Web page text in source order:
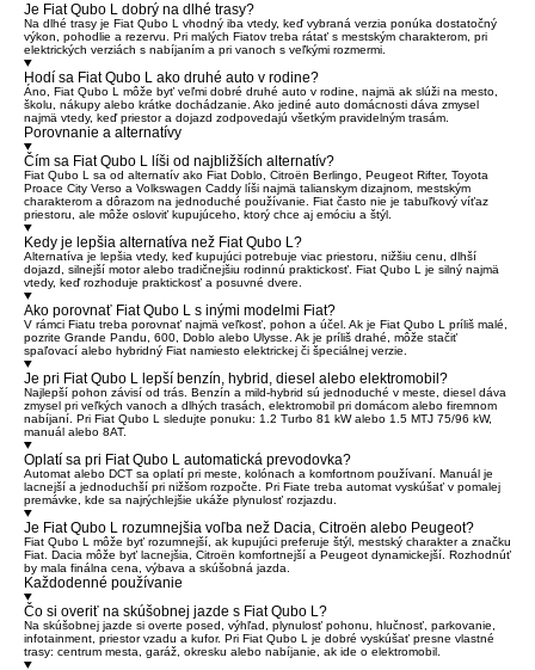
Je Fiat Qubo L dobrý na dlhé trasy?
Na dlhé trasy je Fiat Qubo L vhodný iba vtedy, keď vybraná verzia ponúka dostatočný
výkon, pohodlie a rezervu. Pri malých Fiatov treba rátať s mestským charakterom, pri
elektrických verziách s nabíjaním a pri vanoch s veľkými rozmermi.
Hodí sa Fiat Qubo L ako druhé auto v rodine?
Áno, Fiat Qubo L môže byť veľmi dobré druhé auto v rodine, najmä ak slúži na mesto,
školu, nákupy alebo krátke dochádzanie. Ako jediné auto domácnosti dáva zmysel
najmä vtedy, keď priestor a dojazd zodpovedajú všetkým pravidelným trasám.
Porovnanie a alternatívy
Čím sa Fiat Qubo L líši od najbližších alternatív?
Fiat Qubo L sa od alternatív ako Fiat Doblo, Citroën Berlingo, Peugeot Rifter, Toyota
Proace City Verso a Volkswagen Caddy líši najmä talianskym dizajnom, mestským
charakterom a dôrazom na jednoduché používanie. Fiat často nie je tabuľkový víťaz
priestoru, ale môže osloviť kupujúceho, ktorý chce aj emóciu a štýl.
Kedy je lepšia alternatíva než Fiat Qubo L?
Alternatíva je lepšia vtedy, keď kupujúci potrebuje viac priestoru, nižšiu cenu, dlhší
dojazd, silnejší motor alebo tradičnejšiu rodinnú praktickosť. Fiat Qubo L je silný najmä
vtedy, keď rozhoduje praktickosť a posuvné dvere.
Ako porovnať Fiat Qubo L s inými modelmi Fiat?
V rámci Fiatu treba porovnať najmä veľkosť, pohon a účel. Ak je Fiat Qubo L príliš malé,
pozrite Grande Pandu, 600, Doblo alebo Ulysse. Ak je príliš drahé, môže stačiť
spaľovací alebo hybridný Fiat namiesto elektrickej či špeciálnej verzie.
Je pri Fiat Qubo L lepší benzín, hybrid, diesel alebo elektromobil?
Najlepší pohon závisí od trás. Benzín a mild-hybrid sú jednoduché v meste, diesel dáva
zmysel pri veľkých vanoch a dlhých trasách, elektromobil pri domácom alebo firemnom
nabíjaní. Pri Fiat Qubo L sledujte ponuku: 1.2 Turbo 81 kW alebo 1.5 MTJ 75/96 kW,
manuál alebo 8AT.
Oplatí sa pri Fiat Qubo L automatická prevodovka?
Automat alebo DCT sa oplatí pri meste, kolónach a komfortnom používaní. Manuál je
lacnejší a jednoduchší pri nižšom rozpočte. Pri Fiate treba automat vyskúšať v pomalej
premávke, kde sa najrýchlejšie ukáže plynulosť rozjazdu.
Je Fiat Qubo L rozumnejšia voľba než Dacia, Citroën alebo Peugeot?
Fiat Qubo L môže byť rozumnejší, ak kupujúci preferuje štýl, mestský charakter a značku
Fiat. Dacia môže byť lacnejšia, Citroën komfortnejší a Peugeot dynamickejší. Rozhodnúť
by mala finálna cena, výbava a skúšobná jazda.
Každodenné používanie
Čo si overiť na skúšobnej jazde s Fiat Qubo L?
Na skúšobnej jazde si overte posed, výhľad, plynulosť pohonu, hlučnosť, parkovanie,
infotainment, priestor vzadu a kufor. Pri Fiat Qubo L je dobré vyskúšať presne vlastné
trasy: centrum mesta, garáž, okresku alebo nabíjanie, ak ide o elektromobil.